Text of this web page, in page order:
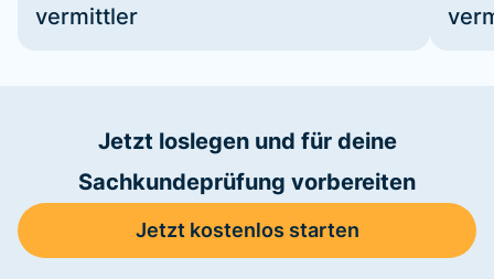
vermittler
Jetzt loslegen und für deine
Sachkundeprüfung vorbereiten
Jetzt kostenlos starten